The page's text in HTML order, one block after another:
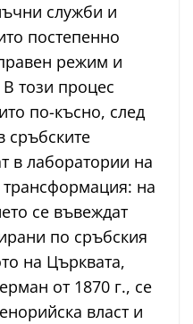
служби и
постепенно
режим и
този процес
по-късно, след
сръбските
в лаборатории на
трансформация: на
се въвеждат
по сръбския
на Църквата,
от 1870 г., се
власт и